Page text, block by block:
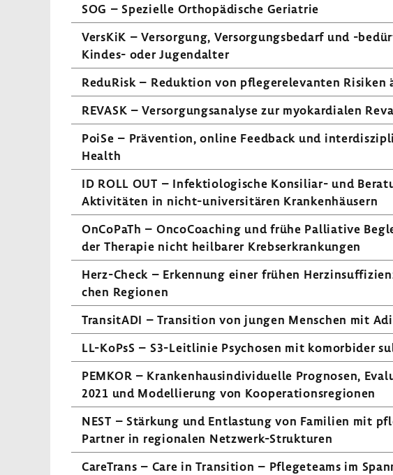
SOG – Spezi­elle Ortho­pä­di­sche Geria­trie
VersKiK – Versor­gung, Versor­gungs­be­darf und -​
Kindes- oder Jugend­alter
Redu­Risk – Reduk­tion von pfle­ger­e­le­vanten
REVASK – Versor­gungs­ana­lyse zur myokar­dialen
PoiSe – Präven­tion, online Feed­back und
Health
ID ROLL OUT – Infek­tio­lo­gi­sche Konsiliar-​ und
Aktivitäten in nicht-​universitären Kran­ken­häu­sern
OnCo­PaTh – Onco­Coa­ching und frühe Pallia­tive
der Therapie nicht heil­barer Krebs­er­kran­kungen
Herz-​Check – Erken­nung einer frühen
chen Regionen
Tran­si­tADI – Tran­si­tion von jungen Menschen mit
LL-​KoPsS – S3-​Leitlinie Psychosen mit komor­bider
PEMKOR – Kran­ken­haus­in­di­vi­du­elle Prognosen,
2021 und Model­lie­rung von Koope­ra­ti­ons­re­gionen
NEST – Stär­kung und Entlas­tung von Fami­lien mit
Partner in regio­nalen Netzwerk-​Strukturen
Care­Trans – Care in Tran­si­tion – Pfle­ge­teams im